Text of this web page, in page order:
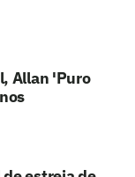
Allan 'Puro